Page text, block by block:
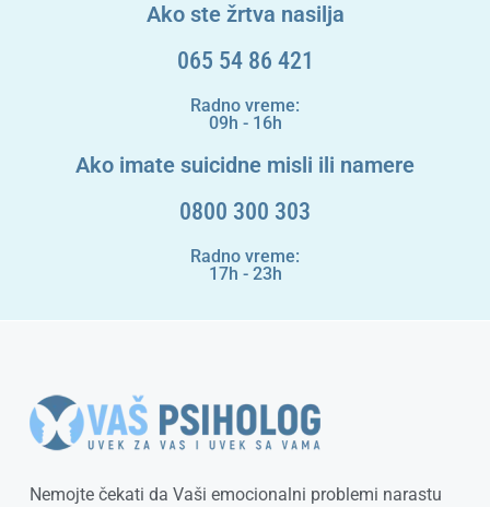
Ako ste žrtva nasilja
065 54 86 421
Radno vreme:
09h - 16h
Ako imate suicidne misli ili namere
0800 300 303
Radno vreme:
17h - 23h
Nemojte čekati da Vaši emocionalni problemi narastu